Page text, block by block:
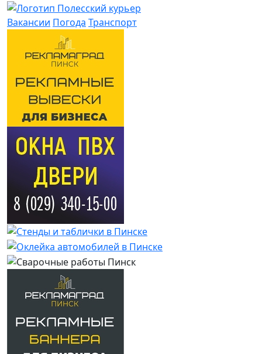
Вакансии Погода Транспорт